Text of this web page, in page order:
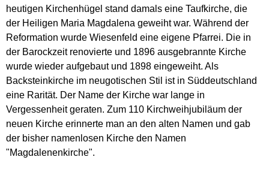
heutigen Kirchenhügel stand damals eine Taufkirche, die
der Heiligen Maria Magdalena geweiht war. Während der
Reformation wurde Wiesenfeld eine eigene Pfarrei. Die in
der Barockzeit renovierte und 1896 ausgebrannte Kirche
wurde wieder aufgebaut und 1898 eingeweiht. Als
Backsteinkirche im neugotischen Stil ist in Süddeutschland
eine Rarität. Der Name der Kirche war lange in
Vergessenheit geraten. Zum 110 Kirchweihjubiläum der
neuen Kirche erinnerte man an den alten Namen und gab
der bisher namenlosen Kirche den Namen
"Magdalenenkirche".